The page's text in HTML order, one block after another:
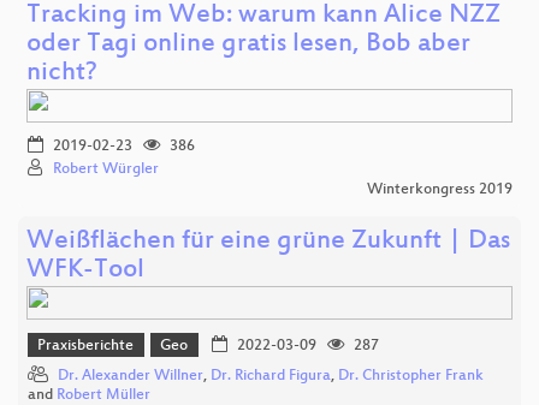
Tracking im Web: warum kann Alice NZZ
oder Tagi online gratis lesen, Bob aber
nicht?
2019-02-23
386
Robert Würgler
Winterkongress 2019
Weißflächen für eine grüne Zukunft | Das
WFK-Tool
Praxisberichte Geo 2022-03-09
287
Dr. Alexander Willner, Dr. Richard Figura, Dr. Christopher Frank
and Robert Müller